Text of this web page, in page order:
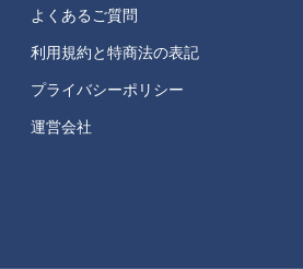
よくあるご質問
利用規約と特商法の表記
プライバシーポリシー
運営会社